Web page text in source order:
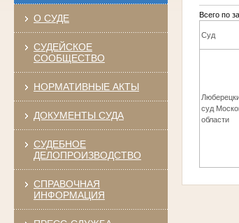
О СУДЕ
СУДЕЙСКОЕ
СООБЩЕСТВО
НОРМАТИВНЫЕ АКТЫ
ДОКУМЕНТЫ СУДА
СУДЕБНОЕ
ДЕЛОПРОИЗВОДСТВО
СПРАВОЧНАЯ
ИНФОРМАЦИЯ
Всего по
Суд
суд
области